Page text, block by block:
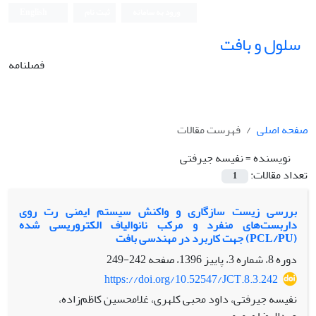
سلول و بافت
فصلنامه
صفحه اصلی
فهرست مقالات
نویسنده =نفیسه جیرفتی
تعداد مقالات:
1
بررسی زیست سازگاری و واکنش سیستم ایمنی رت روی
داربست‌های منفرد و مرکب نانوالیاف الکتروریسی شده
(PCL/PU) جهت کاربرد در مهندسی بافت
دوره 8، شماره 3، پاییز 1396، صفحه
242-249
https://doi.org/10.52547/JCT.8.3.242
نفیسه جیرفتی، داود محبی کلهری، غلامحسین کاظم‌زاده،